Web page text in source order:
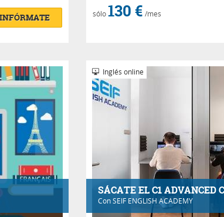
INFÓRMATE sólo130 € /mes
SÁCATE EL C1 ADVANCED
ConSEIF ENGLISH ACADEMY
Inglés online